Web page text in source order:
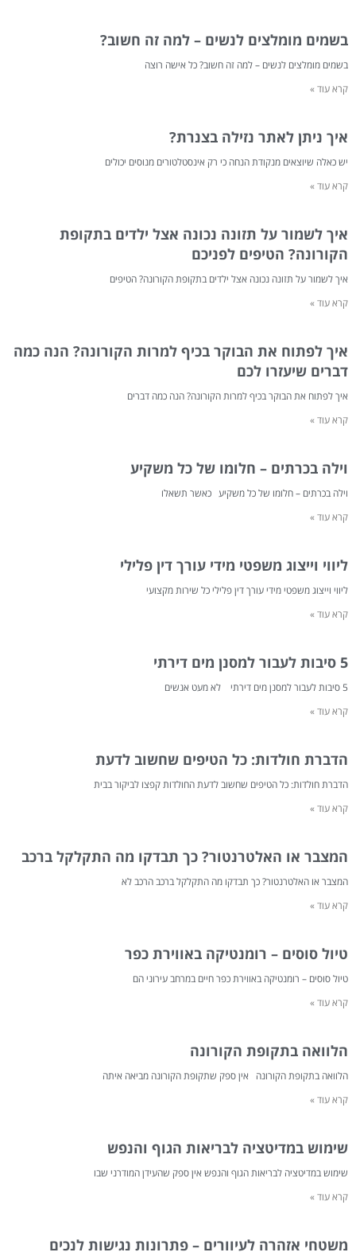
בשמים מומלצים לנשים – למה זה חשוב?
בשמים מומלצים לנשים – למה זה חשוב? כל אישה רוצה
קרא עוד »
איך ניתן לאתר נזילה בצנרת?
יש כאלה שיוצאים מנקודת הנחה כי רק אינסטלטורים מנוסים יכולים
קרא עוד »
איך לשמור על תזונה נכונה אצל ילדים בתקופת
הקורונה? הטיפים לפניכם
איך לשמור על תזונה נכונה אצל ילדים בתקופת הקורונה? הטיפים
קרא עוד »
איך לפתוח את הבוקר בכיף למרות הקורונה? הנה כמה
דברים שיעזרו לכם
איך לפתוח את הבוקר בכיף למרות הקורונה? הנה כמה דברים
קרא עוד »
וילה בכרתים – חלומו של כל משקיע
וילה בכרתים – חלומו של כל משקיע כאשר תשאלו
קרא עוד »
ליווי וייצוג משפטי מידי עורך דין פלילי
ליווי וייצוג משפטי מידי עורך דין פלילי כל שירות מקצועי
קרא עוד »
5 סיבות לעבור למסנן מים דירתי
5 סיבות לעבור למסנן מים דירתי לא מעט אנשים
קרא עוד »
הדברת חולדות: כל הטיפים שחשוב לדעת
הדברת חולדות: כל הטיפים שחשוב לדעת החולדות קפצו לביקור בבית
קרא עוד »
המצבר או האלטרנטור? כך תבדקו מה התקלקל ברכב
המצבר או האלטרנטור? כך תבדקו מה התקלקל ברכב הרכב לא
קרא עוד »
טיול סוסים – רומנטיקה באווירת כפר
טיול סוסים – רומנטיקה באווירת כפר חיים במרחב עירוני הם
קרא עוד »
הלוואה בתקופת הקורונה
הלוואה בתקופת הקורונה אין ספק שתקופת הקורונה מביאה איתה
קרא עוד »
שימוש במדיטציה לבריאות הגוף והנפש
שימוש במדיטציה לבריאות הגוף והנפש אין ספק שהעידן המודרני שבו
קרא עוד »
משטחי אזהרה לעיוורים – פתרונות נגישות לנכים